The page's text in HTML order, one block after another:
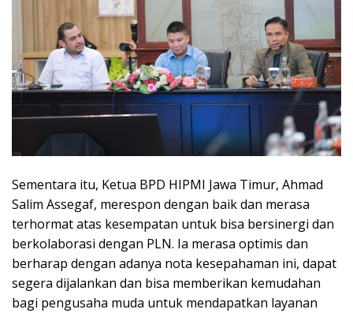
Sementara itu, Ketua BPD HIPMI Jawa Timur, Ahmad
Salim Assegaf, merespon dengan baik dan merasa
terhormat atas kesempatan untuk bisa bersinergi dan
berkolaborasi dengan PLN. Ia merasa optimis dan
berharap dengan adanya nota kesepahaman ini, dapat
segera dijalankan dan bisa memberikan kemudahan
bagi pengusaha muda untuk mendapatkan layanan